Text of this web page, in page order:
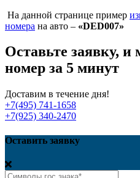
На данной странице пример
номера на авто – «DED007»
Оставьте заявку,
номер за 5 минут
Доставим в течение дня!
+7(495) 741-1658
+7(925) 340-2470
Оставить заявку